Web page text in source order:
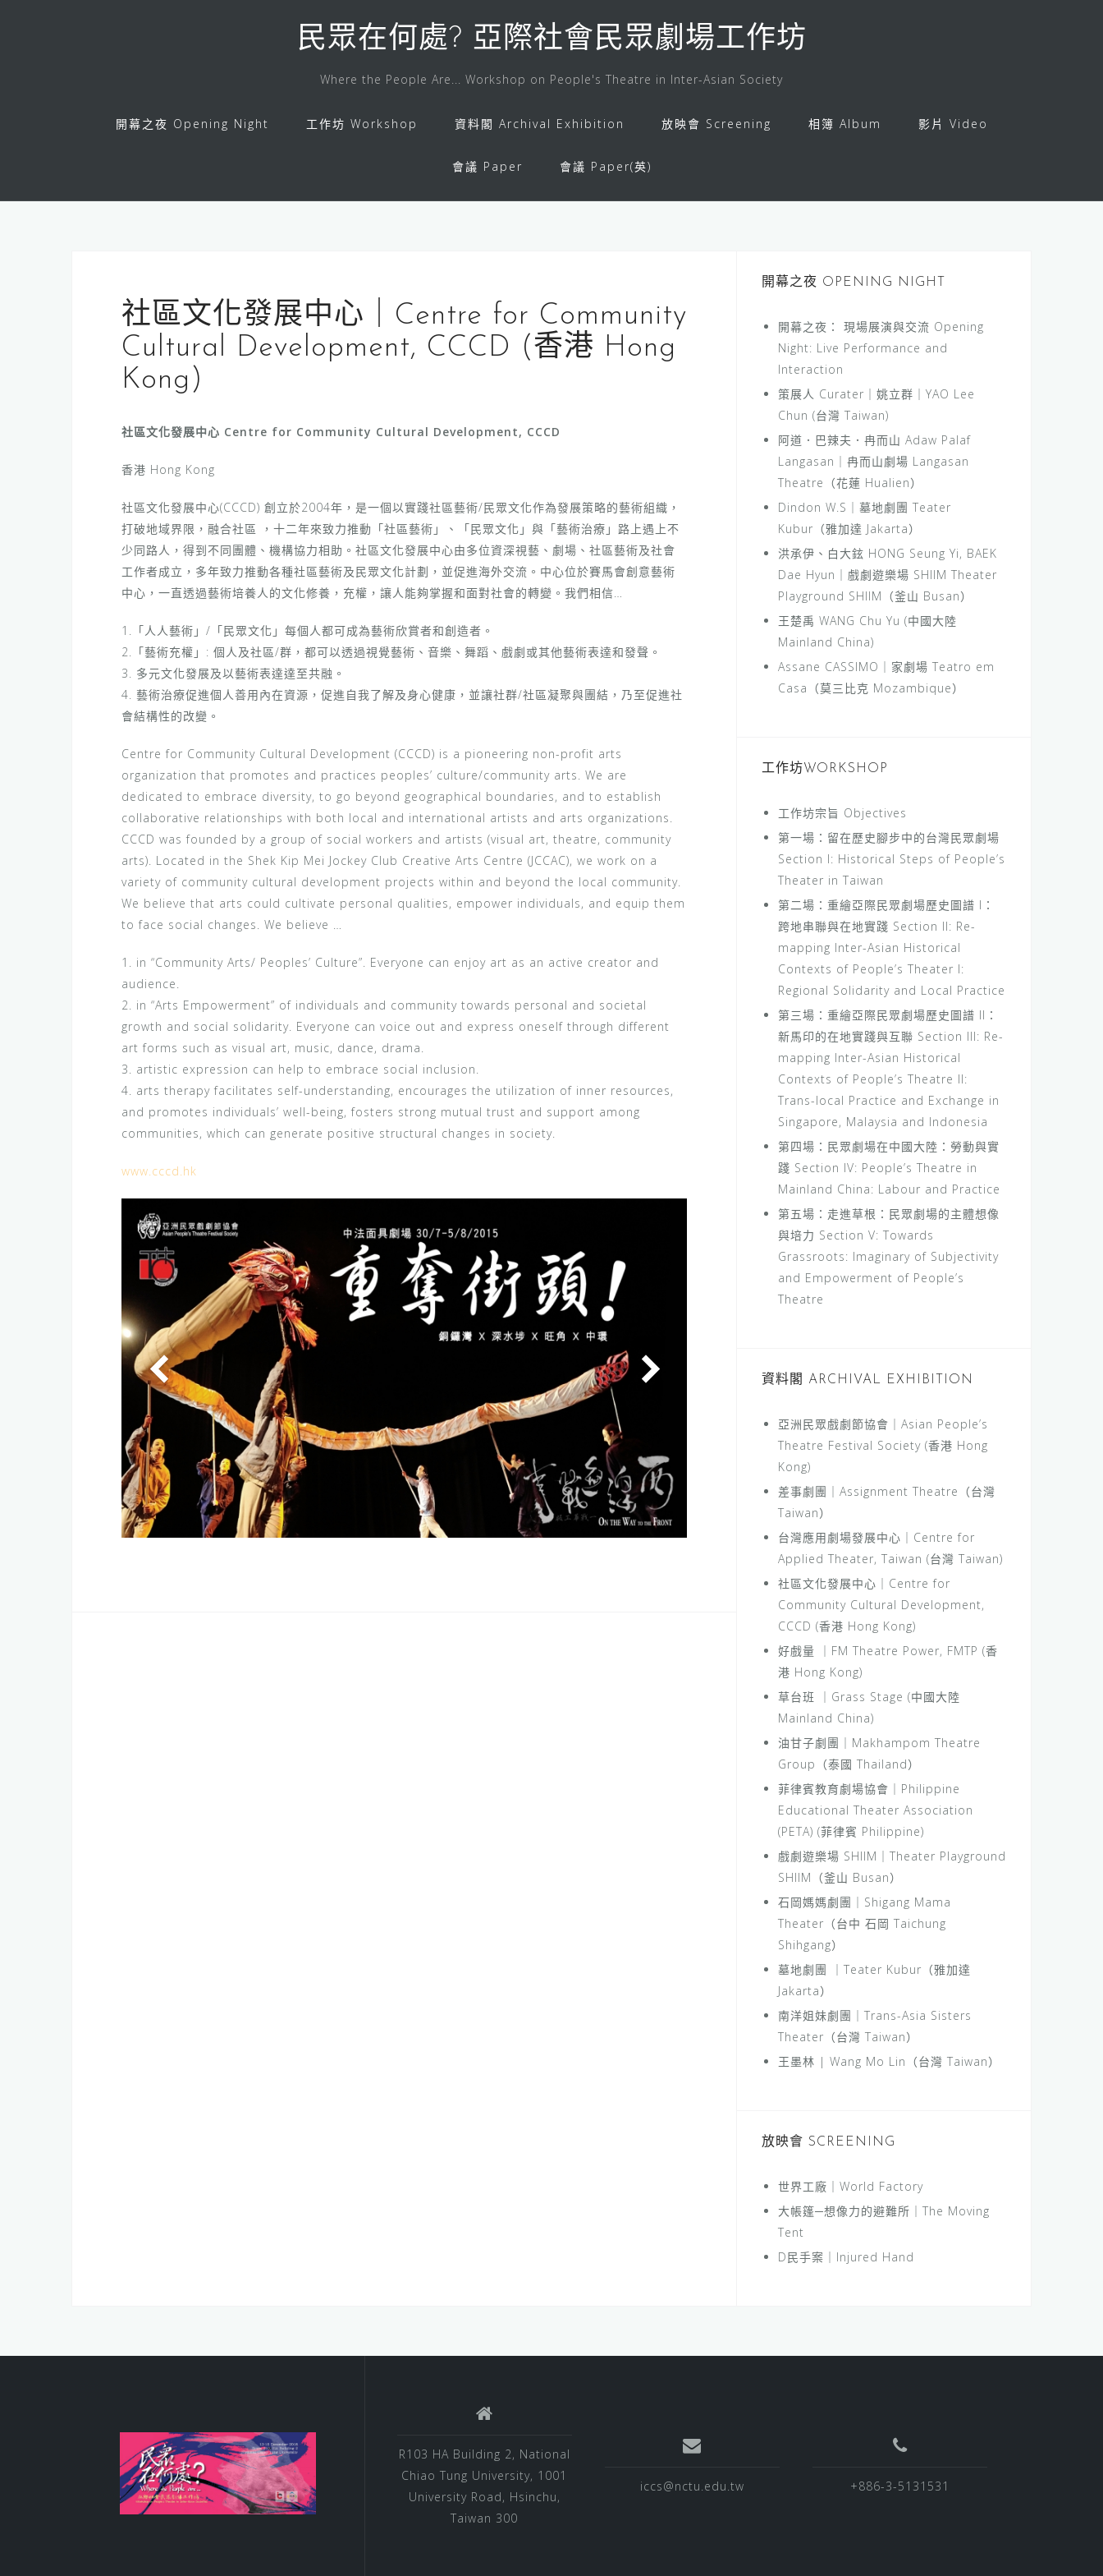
民眾在何處? 亞際社會民眾劇場工作坊
Where the People Are... Workshop on People's Theatre in Inter-Asian Society
開幕之夜 Opening Night 工作坊 Workshop 資料閣 Archival Exhibition 放映會 Screening 相簿 Album 影片 Video
會議 Paper 會議 Paper(英)
社區文化發展中心｜Centre for Community
Cultural Development, CCCD (香港 Hong
Kong)
社區文化發展中心 Centre for Community Cultural Development, CCCD
香港 Hong Kong
社區文化發展中心(CCCD) 創立於2004年，是一個以實踐社區藝術/民眾文化作為發展策略的藝術組織，
打破地域界限，融合社區 ，十二年來致力推動「社區藝術」、「民眾文化」與「藝術治療」路上遇上不
少同路人，得到不同團體、機構協力相助。社區文化發展中心由多位資深視藝、劇場、社區藝術及社會
工作者成立，多年致力推動各種社區藝術及民眾文化計劃，並促進海外交流。中心位於賽馬會創意藝術
中心，一直透過藝術培養人的文化修養，充權，讓人能夠掌握和面對社會的轉變。我們相信…
1.「人人藝術」/「民眾文化」每個人都可成為藝術欣賞者和創造者。
2.「藝術充權」: 個人及社區/群，都可以透過視覺藝術、音樂、舞蹈、戲劇或其他藝術表達和發聲。
3. 多元文化發展及以藝術表達達至共融。
4. 藝術治療促進個人善用內在資源，促進自我了解及身心健康，並讓社群/社區凝聚與團結，乃至促進社
會結構性的改變。
Centre for Community Cultural Development (CCCD) is a pioneering non-profit arts
organization that promotes and practices peoples’ culture/community arts. We are
dedicated to embrace diversity, to go beyond geographical boundaries, and to establish
collaborative relationships with both local and international artists and arts organizations.
CCCD was founded by a group of social workers and artists (visual art, theatre, community
arts). Located in the Shek Kip Mei Jockey Club Creative Arts Centre (JCCAC), we work on a
variety of community cultural development projects within and beyond the local community.
We believe that arts could cultivate personal qualities, empower individuals, and equip them
to face social changes. We believe …
1. in “Community Arts/ Peoples’ Culture”. Everyone can enjoy art as an active creator and
audience.
2. in “Arts Empowerment” of individuals and community towards personal and societal
growth and social solidarity. Everyone can voice out and express oneself through different
art forms such as visual art, music, dance, drama.
3. artistic expression can help to embrace social inclusion.
4. arts therapy facilitates self-understanding, encourages the utilization of inner resources,
and promotes individuals’ well-being, fosters strong mutual trust and support among
communities, which can generate positive structural changes in society.
www.cccd.hk
開幕之夜 OPENING NIGHT
開幕之夜： 現場展演與交流 Opening
Night: Live Performance and
Interaction
策展人 Curater｜姚立群｜YAO Lee
Chun (台灣 Taiwan)
阿道．巴辣夫．冉而山 Adaw Palaf
Langasan｜冉而山劇場 Langasan
Theatre（花蓮 Hualien）
Dindon W.S｜墓地劇團 Teater
Kubur（雅加達 Jakarta）
洪承伊、白大鉉 HONG Seung Yi, BAEK
Dae Hyun｜戲劇遊樂場 SHIIM Theater
Playground SHIIM（釜山 Busan）
王楚禹 WANG Chu Yu (中國大陸
Mainland China)
Assane CASSIMO｜家劇場 Teatro em
Casa（莫三比克 Mozambique）
工作坊WORKSHOP
工作坊宗旨 Objectives
第一場：留在歷史腳步中的台灣民眾劇場
Section I: Historical Steps of People’s
Theater in Taiwan
第二場：重繪亞際民眾劇場歷史圖譜 I：
跨地串聯與在地實踐 Section II: Re-
mapping Inter-Asian Historical
Contexts of People’s Theater I:
Regional Solidarity and Local Practice
第三場：重繪亞際民眾劇場歷史圖譜 II：
新馬印的在地實踐與互聯 Section III: Re-
mapping Inter-Asian Historical
Contexts of People’s Theatre II:
Trans-local Practice and Exchange in
Singapore, Malaysia and Indonesia
第四場：民眾劇場在中國大陸：勞動與實
踐 Section IV: People’s Theatre in
Mainland China: Labour and Practice
第五場：走進草根：民眾劇場的主體想像
與培力 Section V: Towards
Grassroots: Imaginary of Subjectivity
and Empowerment of People’s
Theatre
資料閣 ARCHIVAL EXHIBITION
亞洲民眾戲劇節協會｜Asian People’s
Theatre Festival Society (香港 Hong
Kong)
差事劇團｜Assignment Theatre（台灣
Taiwan）
台灣應用劇場發展中心｜Centre for
Applied Theater, Taiwan (台灣 Taiwan)
社區文化發展中心｜Centre for
Community Cultural Development,
CCCD (香港 Hong Kong)
好戲量 ｜FM Theatre Power, FMTP (香
港 Hong Kong)
草台班 ｜Grass Stage (中國大陸
Mainland China)
油甘子劇團｜Makhampom Theatre
Group（泰國 Thailand）
菲律賓教育劇場協會｜Philippine
Educational Theater Association
(PETA) (菲律賓 Philippine)
戲劇遊樂場 SHIIM｜Theater Playground
SHIIM（釜山 Busan）
石岡媽媽劇團｜Shigang Mama
Theater（台中 石岡 Taichung
Shihgang）
墓地劇團 ｜Teater Kubur（雅加達
Jakarta）
南洋姐妹劇團｜Trans-Asia Sisters
Theater（台灣 Taiwan）
王墨林 | Wang Mo Lin（台灣 Taiwan）
放映會 SCREENING
世界工廠｜World Factory
大帳篷─想像力的避難所｜The Moving
Tent
D民手案｜Injured Hand
R103 HA Building 2, National
Chiao Tung University, 1001
University Road, Hsinchu,
Taiwan 300
iccs@nctu.edu.tw +886-3-5131531